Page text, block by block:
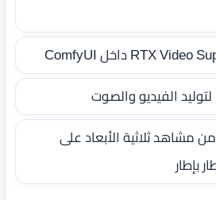
إنتاج فيديو بدقة 4K من مشاهد ثلاثية الأبعاد على